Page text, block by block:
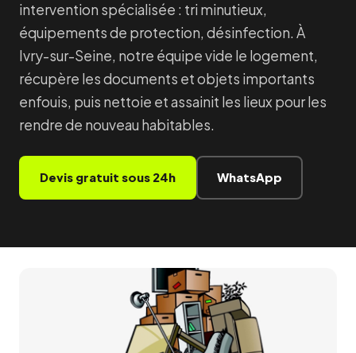
intervention spécialisée : tri minutieux,
équipements de protection, désinfection. À
Ivry-sur-Seine, notre équipe vide le logement,
récupère les documents et objets importants
enfouis, puis nettoie et assainit les lieux pour les
rendre de nouveau habitables.
Devis gratuit sous 24h WhatsApp